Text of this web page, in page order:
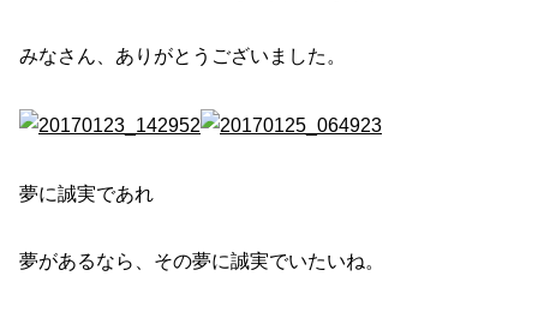
みなさん、ありがとうございました。
夢に誠実であれ
夢があるなら、その夢に誠実でいたいね。